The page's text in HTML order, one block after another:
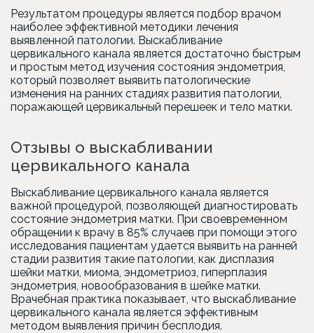
Результатом процедуры является подбор врачом
наиболее эффективной методики лечения
выявленной патологии. Выскабливание
цервикального канала является достаточно быстрым
и простым метод изучения состояния эндометрия,
который позволяет выявить патологические
изменения на ранних стадиях развития патологии,
поражающей цервикальный перешеек и тело матки.
Отзывы о выскабливании
цервикального канала
Выскабливание цервикального канала является
важной процедурой, позволяющей диагностировать
состояние эндометрия матки. При своевременном
обращении к врачу в 85% случаев при помощи этого
исследования пациентам удается выявить на ранней
стадии развития такие патологии, как дисплазия
шейки матки, миома, эндометриоз, гиперплазия
эндометрия, новообразования в шейке матки.
Врачебная практика показывает, что выскабливание
цервикального канала является эффективным
методом выявления причин бесплодия.